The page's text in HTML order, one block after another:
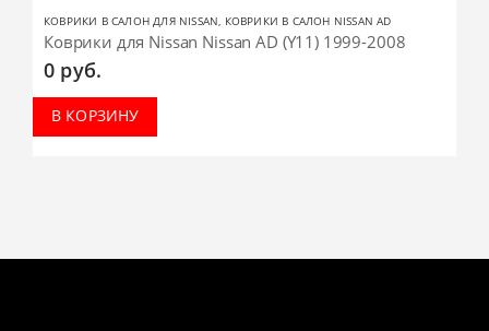
КОВРИКИ В САЛОН ДЛЯ NISSAN, КОВРИКИ В САЛОН NISSAN AD
Коврики для Nissan Nissan AD (Y11) 1999-2008
0 руб.
В КОРЗИНУ